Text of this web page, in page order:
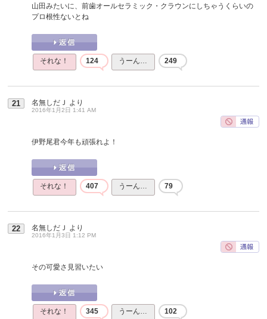
山田みたいに、前歯オールセラミック・クラウンにしちゃうくらいの
プロ根性ないとね
それな！ 124 うーん… 249
21 名無しだＪ より
2016年1月2日 1:41 AM
伊野尾君今年も頑張れよ！
それな！ 407 うーん… 79
22 名無しだＪ より
2016年1月3日 1:12 PM
その可愛さ見習いたい
それな！ 345 うーん… 102